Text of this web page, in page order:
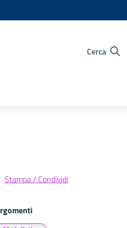
Cerca
Stampa / Condividi